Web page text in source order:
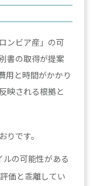
ンビア産」の可
書の取得が提案
用と時間がかかり
映される根拠と
です。
の可能性がある
価と乖離してい